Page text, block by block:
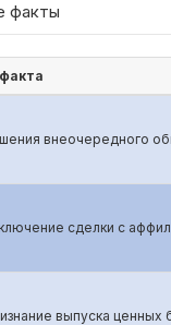
факты
внеочередного
сделки с
выпуска ценных